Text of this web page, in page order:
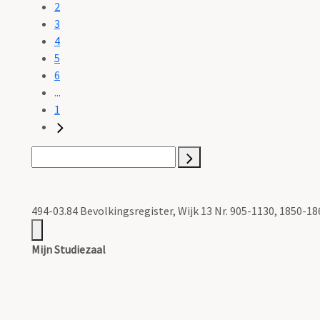
2
3
4
5
6
...
1
494-03.84 Bevolkingsregister, Wijk 13 Nr. 905-1130, 1850-
Mijn Studiezaal